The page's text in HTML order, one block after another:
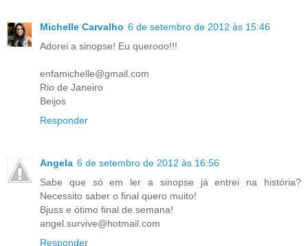
Michelle Carvalho 6 de setembro de 2012 às 15:46
Adorei a sinopse! Eu querooo!!!
enfamichelle@gmail.com
Rio de Janeiro
Beijos
Responder
Angela 6 de setembro de 2012 às 16:56
Sabe que só em ler a sinopse já entrei na história?
Necessito saber o final quero muito!
Bjuss e ótimo final de semana!
angel.survive@hotmail.com
Responder